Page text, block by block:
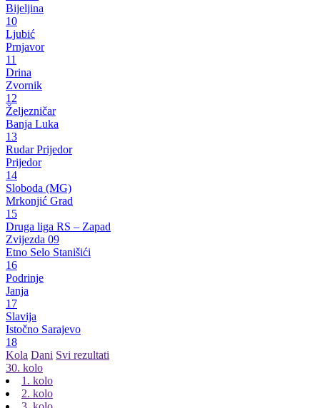
Bijeljina
10
Ljubić
Prnjavor
11
Drina
Zvornik
12
Željezničar
Banja Luka
13
Rudar Prijedor
Prijedor
14
Sloboda (MG)
Mrkonjić Grad
15
Druga liga RS – Zapad
Zvijezda 09
Etno Selo Stanišići
16
Podrinje
Janja
17
Slavija
Istočno Sarajevo
18
Kola Dani Svi rezultati
30. kolo
1. kolo
2. kolo